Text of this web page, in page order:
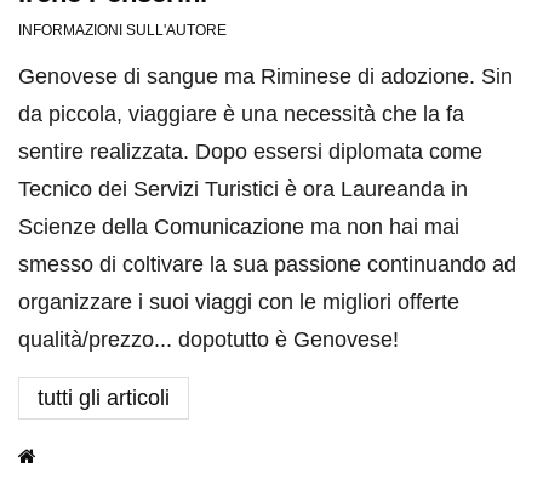
INFORMAZIONI SULL'AUTORE
Genovese di sangue ma Riminese di adozione. Sin
da piccola, viaggiare è una necessità che la fa
sentire realizzata. Dopo essersi diplomata come
Tecnico dei Servizi Turistici è ora Laureanda in
Scienze della Comunicazione ma non hai mai
smesso di coltivare la sua passione continuando ad
organizzare i suoi viaggi con le migliori offerte
qualità/prezzo... dopotutto è Genovese!
tutti gli articoli